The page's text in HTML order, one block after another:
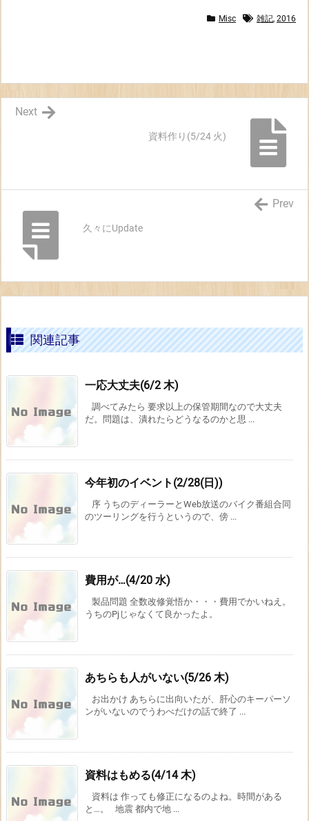
Misc 雑記, 2016
資料作り(5/24 火)
Next
久々にUpdate
Prev
関連記事
一応大丈夫(6/2 木)
調べてみたら 要求以上の保管期間なので大丈夫
だ。問題は、潰れたらどうなるのかと思 ...
今年初のイベント(2/28(日))
序 うちのディーラーとWeb放送のバイク番組合同
のツーリングを行うというので、傍 ...
費用が…(4/20 水)
製品問題 全数改修覚悟か・・・費用でかいねえ。
うちのPjじゃなくて良かったよ。
あちらも人がいない(5/26 木)
お出かけ あちらに出向いたが、肝心のキーパーソ
ンがいないのでうわべだけの話で終了 ...
資料はもめる(4/14 木)
資料は 作っても修正になるのよね。時間がある
と…。 地震 都内で地 ...